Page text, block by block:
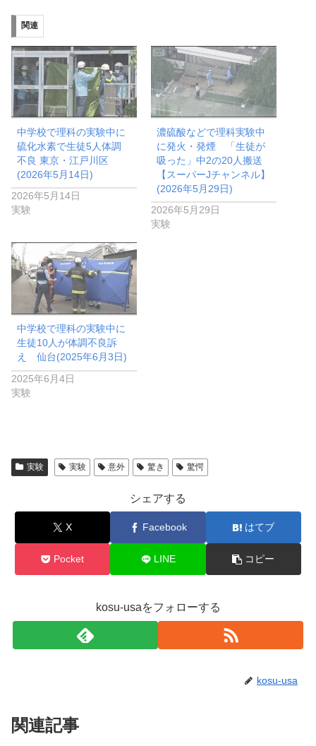
み
中…
関連
中学校で理科の実験中に
硫化水素で生徒5人体調
不良 東京・江戸川区
(2026年5月14日)
2026年5月14日
実験
濃硫酸などで理科実験中
に発火・発煙 「生徒が
吸った」中2の20人搬送
【スーパーJチャンネル】
(2026年5月29日)
2026年5月29日
実験
中学校で理科の実験中に
生徒10人が体調不良訴
え 仙台(2025年6月3日)
2025年6月4日
実験
実験 実験 意外 驚き 驚愕
シェアする
X Facebook はてブ
Pocket LINE コピー
kosu-usaをフォローする
kosu-usa
関連記事